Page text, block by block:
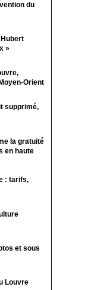
du
»
Orient
supprimé,
la gratuité
en haute
: tarifs,
et sous
Louvre